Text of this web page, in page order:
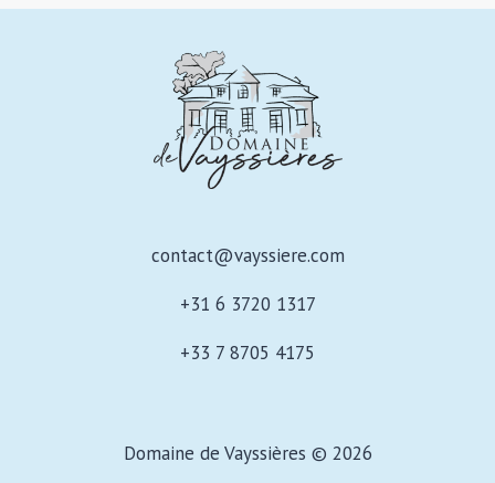
contact@vayssiere.com
+31 6 3720 1317
+33 7 8705 4175
Domaine de Vayssières © 2026